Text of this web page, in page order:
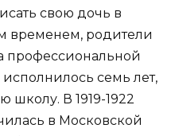
свою дочь в
временем, родители
профессиональной
семь лет,
школу. В 1919-1922
в Московской